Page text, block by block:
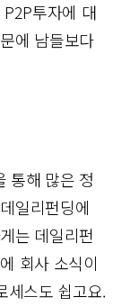
투자에 대
에 남들보다
통해 많은 정
일리펀딩에
는 데일리펀
회사 소식이
세스도 쉽고요.